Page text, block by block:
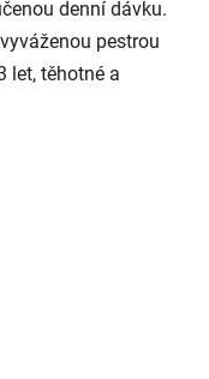
denní dávku.
pestrou
let, těhotné a